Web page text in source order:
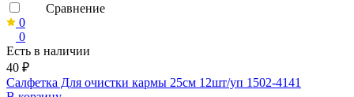
Сравнение
0
0
Есть в наличии
40 ₽
Салфетка Для очистки кармы 25см 12шт/уп 1502-4141